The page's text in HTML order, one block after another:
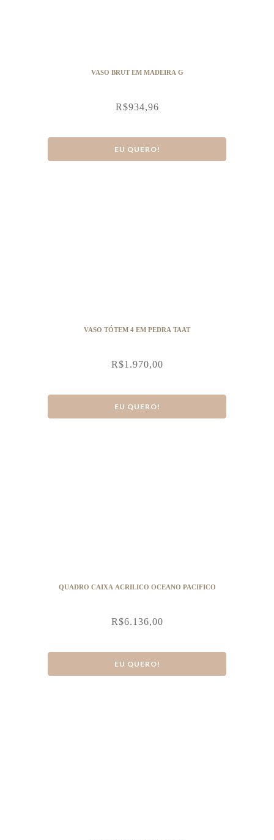
VASO BRUT EM MADEIRA G
R$934,96
EU QUERO!
VASO TÓTEM 4 EM PEDRA TAAT
R$1.970,00
EU QUERO!
QUADRO CAIXA ACRILICO OCEANO PACIFICO
R$6.136,00
EU QUERO!